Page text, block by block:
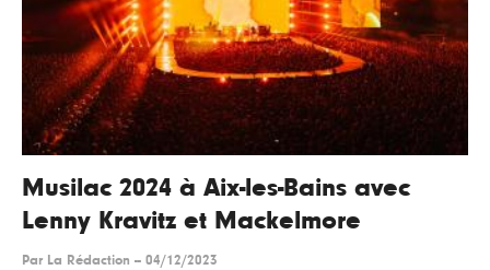
Musilac 2024 à Aix-les-Bains avec
Lenny Kravitz et Mackelmore
Par La Rédaction -- 04/12/2023